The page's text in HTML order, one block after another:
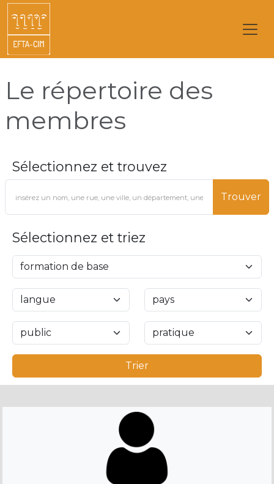
Le répertoire des
membres
Sélectionnez et trouvez
Trouver
Sélectionnez et triez
Trier